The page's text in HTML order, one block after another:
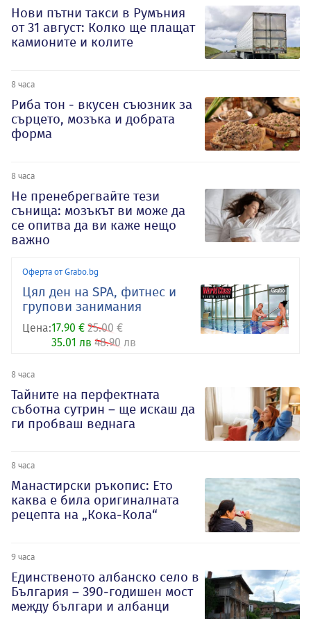
Нови пътни такси в Румъния
от 31 август: Колко ще плащат
камионите и колите
8 часа
Риба тон - вкусен съюзник за
сърцето, мозъка и добрата
форма
8 часа
Не пренебрегвайте тези
сънища: мозъкът ви може да
се опитва да ви каже нещо
важно
Оферта от Grabo.bg
Цял ден на SPA, фитнес и
групови занимания
Цена:17.90 € 25.00 €
35.01 лв 48.90 лв
8 часа
Тайните на перфектната
съботна сутрин – ще искаш да
ги пробваш веднага
8 часа
Манастирски ръкопис: Ето
каква е била оригиналната
рецепта на „Кока-Кола“
9 часа
Единственото албанско село в
България – 390-годишен мост
между българи и албанци